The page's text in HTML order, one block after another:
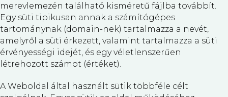
merevlemezén található kisméretű fájlba továbbít.
Egy süti tipikusan annak a számítógépes
tartománynak (domain-nek) tartalmazza a nevét,
amelyről a süti érkezett, valamint tartalmazza a süti
érvényességi idejét, és egy véletlenszerűen
létrehozott számot (értéket).
A Weboldal által használt sütik többféle célt